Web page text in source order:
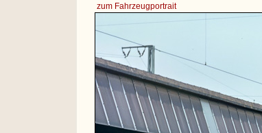
zum Fahrzeugportrait